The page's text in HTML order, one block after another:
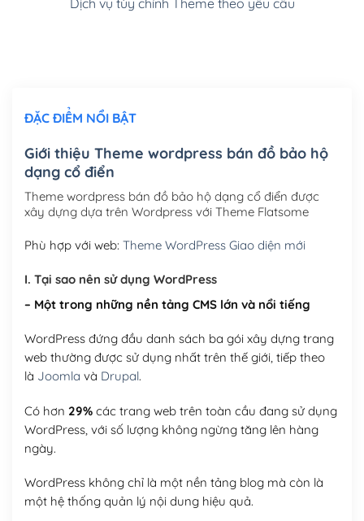
Cài đặt SMTP Mail cho site Wordpress(+100,000₫)
Mua thêm Host + Tên miền
(+300,000₫)
Tên miền Việt Nam .vn (1 năm)
Hosting 2GB SSD (1 năm) (+450,000₫)
Hosting 3GB SSD (1 năm)(+550,000₫)
Hosting 5GB SSD (1 năm)
Hosting 8GB SSD (1 năm) (+950,000₫)
Dịch vụ tùy chỉnh Theme theo yêu cầu
ĐẶC ĐIỂM NỔI BẬT
Giới thiệu Theme wordpress bán đồ bảo hộ
dạng cổ điển
Theme wordpress bán đồ bảo hộ dạng cổ điển được
xây dựng dựa trên Wordpress với Theme Flatsome
Phù hợp với web: Theme WordPress Giao diện mới
I. Tại sao nên sử dụng WordPress
– Một trong những nền tảng CMS lớn và nổi tiếng
WordPress đứng đầu danh sách ba gói xây dựng trang
web thường được sử dụng nhất trên thế giới, tiếp theo
là Joomla và Drupal.
Có hơn 29%các trang web trên toàn cầu đang sử dụng
WordPress, với số lượng không ngừng tăng lên hàng
ngày.
WordPress không chỉ là một nền tảng blog mà còn là
một hệ thống quản lý nội dung hiệu quả.